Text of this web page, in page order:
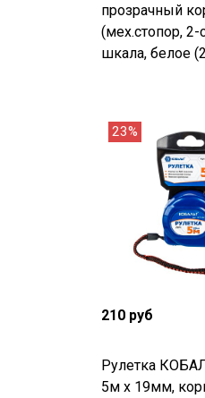
прозрачный
(мех.стопор, 2-
шкала, белое
23%
210 руб
Рулетка
5м x 19мм,